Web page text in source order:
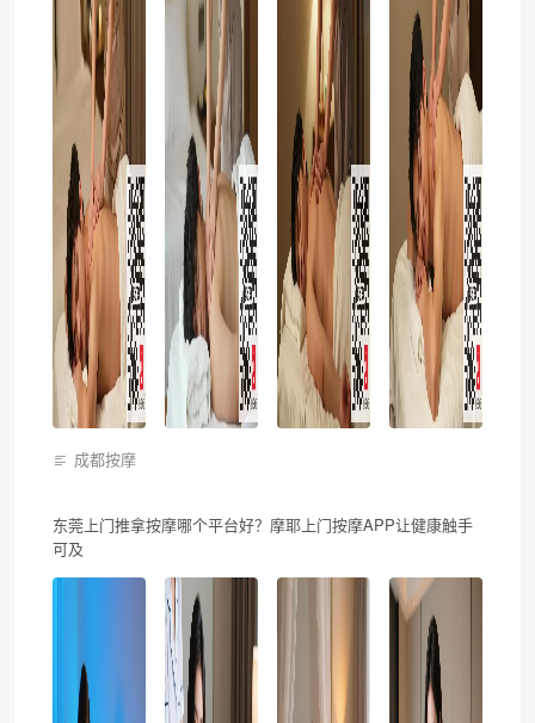
成都按摩
东莞上门推拿按摩哪个平台好？摩耶上门按摩APP让健康触手
可及